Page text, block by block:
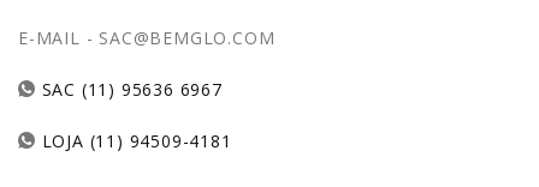
E-MAIL - SAC@BEMGLO.COM
SAC (11) 95636 6967
LOJA (11) 94509-4181